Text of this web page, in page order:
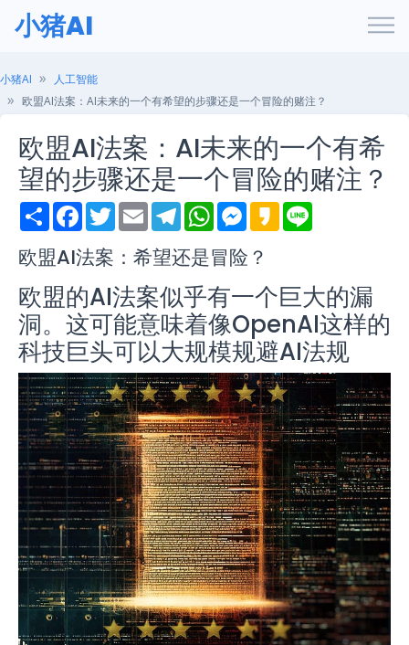
小猪AI
小猪AI
人工智能
欧盟AI法案：AI未来的一个有希望的步骤还是一个冒险的赌注？
欧盟AI法案：AI未来的一个有希
望的步骤还是一个冒险的赌注？
S
h
r
e
F
a
e
b
o
k
T
w
e
r
E
m
i
l
T
e
e
g
r
a
m
W
h
t
s
A
p
p
M
e
s
e
g
r
K
a
欧盟AI法案：希望还是冒险？
欧盟的AI法案似乎有一个巨大的漏
洞。这可能意味着像OpenAI这样的
科技巨头可以大规模规避AI法规